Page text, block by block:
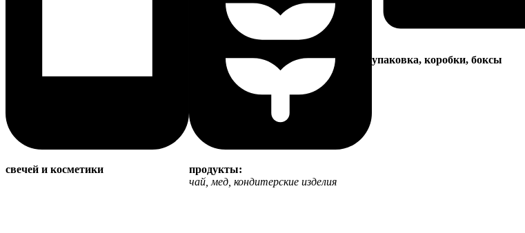
свечей и косметики
продукты:
чай, мед, кондитерские изделия
упаковка, коробки, боксы